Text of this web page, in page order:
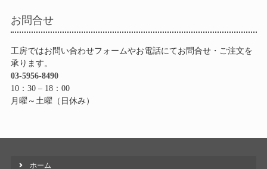
お問合せ
工房ではお問い合わせフォームやお電話にてお問合せ・ご注文を
承ります。
03-5956-8490
10：30 – 18：00
月曜～土曜（日休み）
ホーム